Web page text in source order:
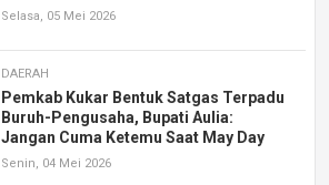
Selasa, 05 Mei 2026
DAERAH
Pemkab Kukar Bentuk Satgas Terpadu
Buruh-Pengusaha, Bupati Aulia:
Jangan Cuma Ketemu Saat May Day
Senin, 04 Mei 2026